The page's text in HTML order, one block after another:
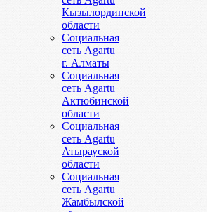
Кызылординской
области
Социальная
сеть Agartu
г. Алматы
Социальная
сеть Agartu
Актюбинской
области
Социальная
сеть Agartu
Атырауской
области
Социальная
сеть Agartu
Жамбылской